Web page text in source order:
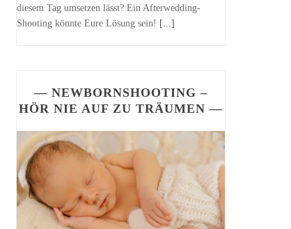
diesem Tag umsetzen lässt? Ein Afterwedding-
Shooting könnte Eure Lösung sein! [...]
— NEWBORNSHOOTING –
HÖR NIE AUF ZU TRÄUMEN —